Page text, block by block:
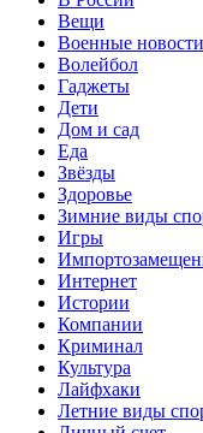
Вещи
Военные новости
Волейбол
Гаджеты
Дети
Дом и сад
Еда
Звёзды
Здоровье
Зимние виды
Игры
Интернет
Истории
Компании
Криминал
Культура
Лайфхаки
Летние виды